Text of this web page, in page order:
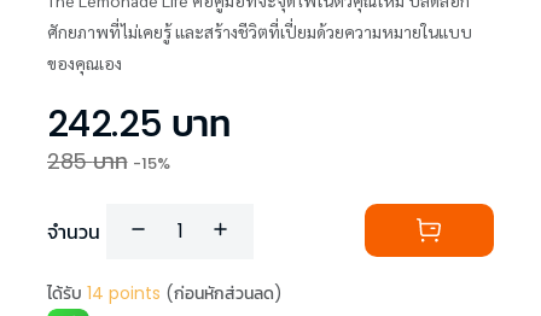
ศักยภาพที่ไม่เคยรู้ และสร้างชีวิตที่เปี่ยมด้วยความหมายในแบบ
ของคุณเอง
242.25 บาท
285บาท -15%
จำนวน
ได้รับ 14 points (ก่อนหักส่วนลด)